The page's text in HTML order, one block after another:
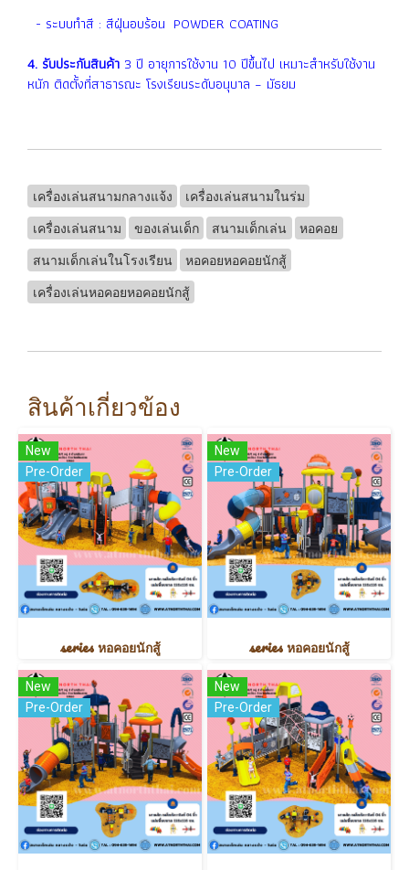
- ระบบทำสี : สีฝุ่นอบร้อน POWDER COATING
4. รับประกันสินค้า 3 ปี อายุการใช้งาน 10 ปีขึ้นไป เหมาะสำหรับใช้งาน
หนัก ติดตั้งที่สาธารณะ โรงเรียนระดับอนุบาล – มัธยม
เครื่องเล่นสนามกลางแจ้ง เครื่องเล่นสนามในร่ม
เครื่องเล่นสนาม ของเล่นเด็ก สนามเด็กเล่น หอคอย
สนามเด็กเล่นในโรงเรียน หอคอยหอคอยนักสู้
เครื่องเล่นหอคอยหอคอยนักสู้
สินค้าเกี่ยวข้อง
New
Pre-Order
series หอคอยนักสู้
New
Pre-Order
series หอคอยนักสู้
New
Pre-Order
New
Pre-Order